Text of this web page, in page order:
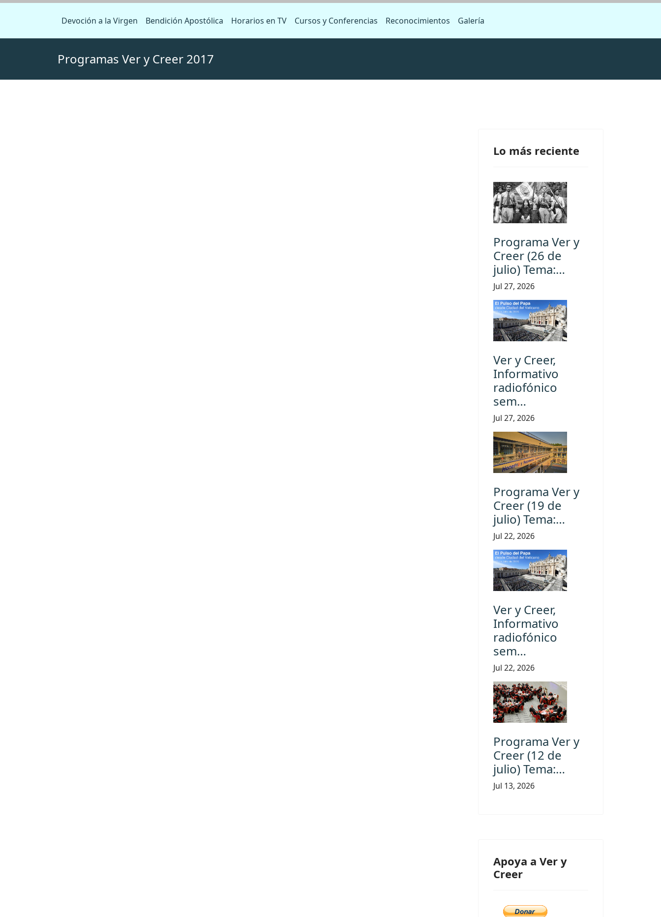
Devoción a la Virgen Bendición Apostólica Horarios en TV Cursos y Conferencias Reconocimientos Galería
Programas Ver y Creer 2017
Lo más reciente
Programa Ver y
Creer (26 de
julio) Tema:…
Jul 27, 2026
Ver y Creer,
Informativo
radiofónico
sem…
Jul 27, 2026
Programa Ver y
Creer (19 de
julio) Tema:…
Jul 22, 2026
Ver y Creer,
Informativo
radiofónico
sem…
Jul 22, 2026
Programa Ver y
Creer (12 de
julio) Tema:…
Jul 13, 2026
Apoya a Ver y
Creer